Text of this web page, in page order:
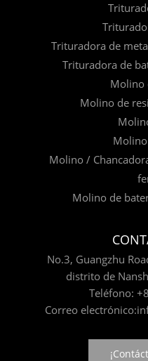
Trituradora de
Trituradora de
Molino
Molino de
Molino /
Molino de
No.3, Guangzhu
distrito de
Teléfono:
Correo electrónico: